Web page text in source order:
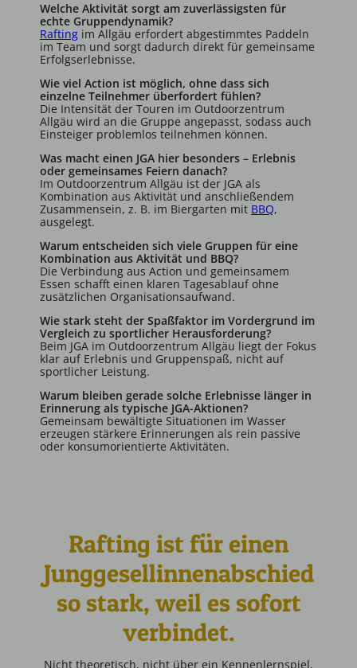
Welche Aktivität sorgt am zuverlässigsten für
echte Gruppendynamik?
Rafting im Allgäu erfordert abgestimmtes Paddeln
im Team und sorgt dadurch direkt für gemeinsame
Erfolgserlebnisse.
Wie viel Action ist möglich, ohne dass sich
einzelne Teilnehmer überfordert fühlen?
Die Intensität der Touren im Outdoorzentrum
Allgäu wird an die Gruppe angepasst, sodass auch
Einsteiger problemlos teilnehmen können.
Was macht einen JGA hier besonders – Erlebnis
oder gemeinsames Feiern danach?
Im Outdoorzentrum Allgäu ist der JGA als
Kombination aus Aktivität und anschließendem
Zusammensein, z. B. im Biergarten mit BBQ,
ausgelegt.
Warum entscheiden sich viele Gruppen für eine
Kombination aus Aktivität und BBQ?
Die Verbindung aus Action und gemeinsamem
Essen schafft einen klaren Tagesablauf ohne
zusätzlichen Organisationsaufwand.
Wie stark steht der Spaßfaktor im Vordergrund im
Vergleich zu sportlicher Herausforderung?
Beim JGA im Outdoorzentrum Allgäu liegt der Fokus
klar auf Erlebnis und Gruppenspaß, nicht auf
sportlicher Leistung.
Warum bleiben gerade solche Erlebnisse länger in
Erinnerung als typische JGA-Aktionen?
Gemeinsam bewältigte Situationen im Wasser
erzeugen stärkere Erinnerungen als rein passive
oder konsumorientierte Aktivitäten.
Rafting ist für einen
Junggesellinnenabschied
so stark, weil es sofort
verbindet.
Nicht theoretisch, nicht über ein Kennenlernspiel,